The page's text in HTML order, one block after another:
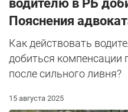
водителю в РБ
Пояснения
Как действовать
добиться компенсации
после сильного ливня?
15 августа 2025